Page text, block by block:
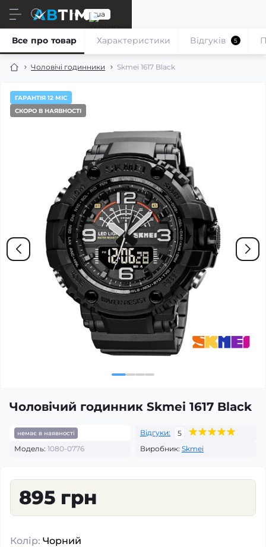
ru ua
Чоловічі годинники Skmei 1617 Black
Все про товар Характеристики Відгуків 5
ГАРАНТІЯ 12 МІС
СКОРО В НАЯВНОСТІ
Чоловічий годинник Skmei 1617 Black
немає в наявності Відгуки:
5
Модель: 1080-0776 Виробник: Skmei
895 грн
Колір: Чорний